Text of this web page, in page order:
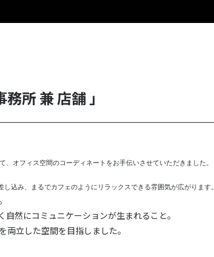
所 兼 店舗 」
オフィス空間のコーディネートをお手伝いさせていただきました。
込み、まるでカフェのようにリラックスできる雰囲気が広がります。
然にコミュニケーションが生まれること。
立した空間を目指しました。